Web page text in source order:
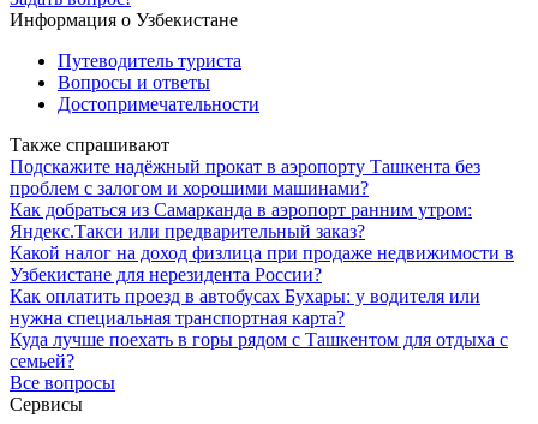
Информация о Узбекистане
Путеводитель туриста
Вопросы и ответы
Достопримечательности
Также спрашивают
Подскажите надёжный прокат в аэропорту Ташкента без
проблем с залогом и хорошими машинами?
Как добраться из Самарканда в аэропорт ранним утром:
Яндекс.Такси или предварительный заказ?
Какой налог на доход физлица при продаже недвижимости в
Узбекистане для нерезидента России?
Как оплатить проезд в автобусах Бухары: у водителя или
нужна специальная транспортная карта?
Куда лучше поехать в горы рядом с Ташкентом для отдыха с
семьей?
Все вопросы
Сервисы